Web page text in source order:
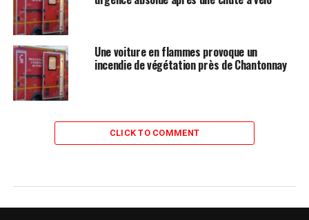
Une voiture en flammes provoque un
incendie de végétation près de Chantonnay
CLICK TO COMMENT